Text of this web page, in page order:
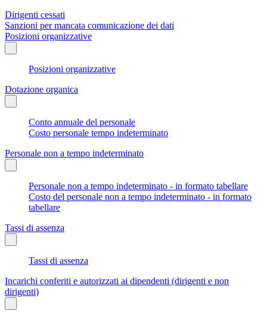
Dirigenti cessati
Sanzioni per mancata comunicazione dei dati
Posizioni organizzative
Posizioni organizzative
Dotazione organica
Conto annuale del personale
Costo personale tempo indeterminato
Personale non a tempo indeterminato
Personale non a tempo indeterminato - in formato tabellare
Costo del personale non a tempo indeterminato - in formato
tabellare
Tassi di assenza
Tassi di assenza
Incarichi conferiti e autorizzati ai dipendenti (dirigenti e non
dirigenti)